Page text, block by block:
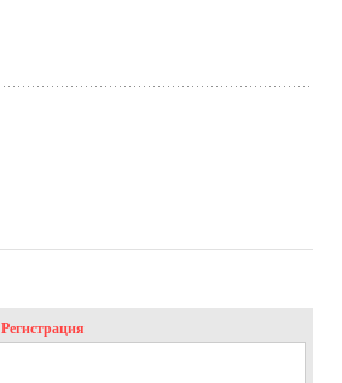
Регистрация